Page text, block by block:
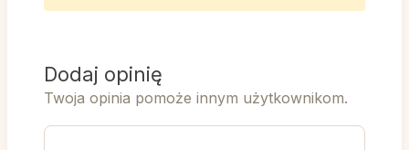
Dodaj opinię
Twoja opinia pomoże innym użytkownikom.